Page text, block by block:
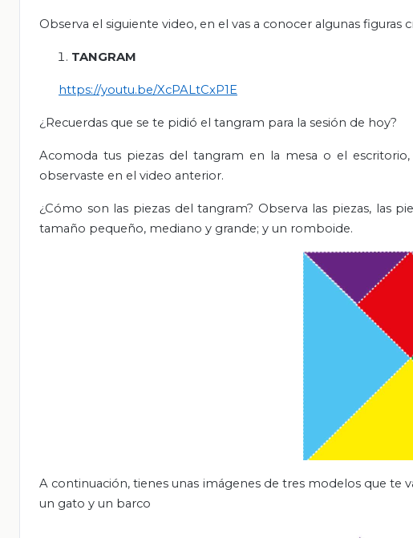
Observa el siguiente video, en el vas a conocer algunas figuras
TANGRAM
https://youtu.be/XcPALtCxP1E
¿Recuerdas que se te pidió el tangram para la sesión de hoy?
Acomoda tus piezas del tangram en la mesa o el
observaste en el video anterior.
¿Cómo son las piezas del tangram? Observa las piezas, las
tamaño pequeño, mediano y grande; y un romboide.
A continuación, tienes unas imágenes de tres modelos que te
un gato y un barco